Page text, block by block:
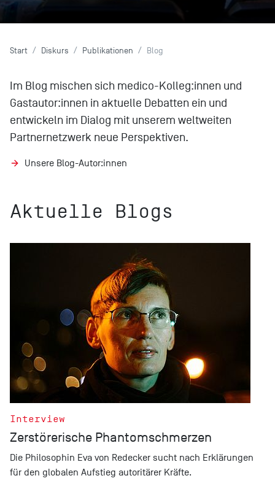
Start Diskurs Publikationen Blog
Im Blog mischen sich medico-Kolleg:innen und
Gastautor:innen in aktuelle Debatten ein und
entwickeln im Dialog mit unserem weltweiten
Partnernetzwerk neue Perspektiven.
Unsere Blog-Autor:innen
Aktuelle Blogs
Interview
Zerstörerische Phantomschmerzen
Die Philosophin Eva von Redecker sucht nach Erklärungen
für den globalen Aufstieg autoritärer Kräfte.